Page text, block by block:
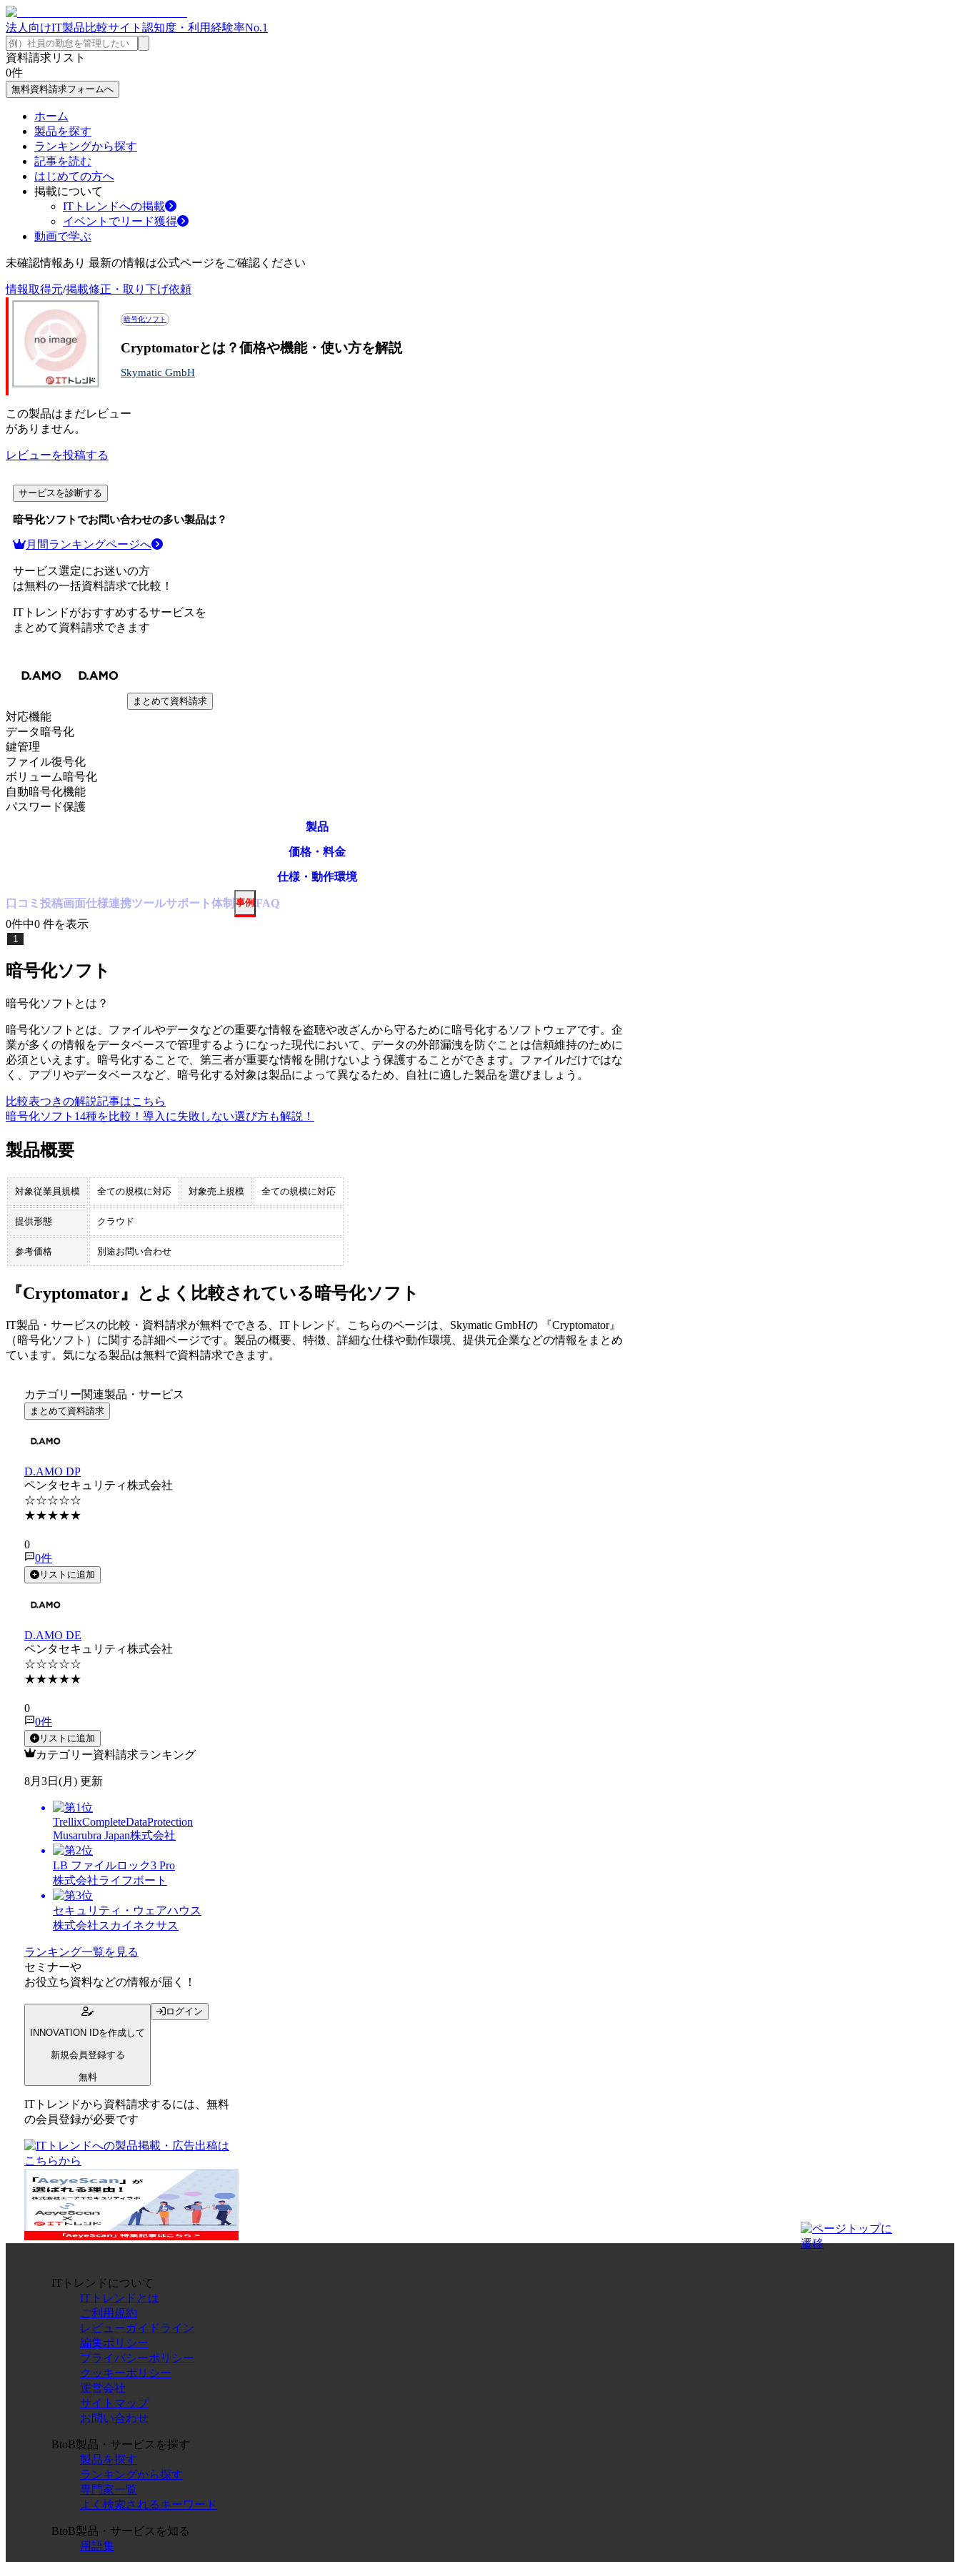
法人向けIT製品比較サイト 認知度・利用経験率No.1
資料請求リスト
0件
無料資料請求フォームへ
ホーム
製品を探す
ランキングから探す
記事を読む
はじめての方へ
掲載について
ITトレンドへの掲載
イベントでリード獲得
動画で学ぶ
未確認情報あり 最新の情報は公式ページをご確認ください
情報取得元/掲載修正・取り下げ依頼
暗号化ソフト
Cryptomatorとは？価格や機能・使い方を解説
Skymatic GmbH
この製品はまだレビュー
がありません。
レビューを投稿する
サービスを診断する
暗号化ソフトでお問い合わせの多い製品は？
月間ランキングページへ
サービス選定にお迷いの方
は無料の一括資料請求で比較！
ITトレンドがおすすめするサービスを
まとめて資料請求できます
まとめて資料請求
対応機能
データ暗号化
鍵管理
ファイル復号化
ボリューム暗号化
自動暗号化機能
パスワード保護
製品
価格・料金
仕様・動作環境
口コミ 投稿画面仕様連携ツールサポート体制 事例 FAQ
0件中0 件を表示
1
暗号化ソフト
暗号化ソフト とは？
暗号化ソフトとは、ファイルやデータなどの重要な情報を盗聴や改ざんから守るために暗号化するソフトウェアです。企
業が多くの情報をデータベースで管理するようになった現代において、データの外部漏洩を防ぐことは信頼維持のために
必須といえます。暗号化することで、第三者が重要な情報を開けないよう保護することができます。ファイルだけではな
く、アプリやデータベースなど、暗号化する対象は製品によって異なるため、自社に適した製品を選びましょう。
比較表つきの解説記事はこちら
暗号化ソフト14種を比較！導入に失敗しない選び方も解説！
製品概要
対象従業員規模 全ての規模に対応 対象売上規模 全ての規模に対応
提供形態 クラウド
参考価格 別途お問い合わせ
『Cryptomator』とよく比較されている暗号化ソフト
IT製品・サービスの比較・資料請求が無料でできる、ITトレンド。こちらのページは、 Skymatic GmbHの 『Cryptomator』
（暗号化ソフト ）に関する詳細ページです。製品の概要、特徴、詳細な仕様や動作環境、提供元企業などの情報をまとめ
ています。気になる製品は無料で資料請求できます。
カテゴリー関連製品・サービス
まとめて資料請求
D.AMO DP
ペンタセキュリティ株式会社
☆☆☆☆☆
★★★★★
0
0件
リストに追加
D.AMO DE
ペンタセキュリティ株式会社
☆☆☆☆☆
★★★★★
0
0件
リストに追加
カテゴリー資料請求ランキング
8月3日(月) 更新
TrellixCompleteDataProtection
Musarubra Japan株式会社
LB ファイルロック3 Pro
株式会社ライフボート
セキュリティ・ウェアハウス
株式会社スカイネクサス
ランキング一覧を見る
セミナーや
お役立ち資料などの情報が届く！
INNOVATION IDを作成して
新規会員登録する
無料
ログイン
ITトレンドから資料請求するには、無料
の会員登録が必要です
ITトレンドについて
ITトレンドとは
ご利用規約
レビューガイドライン
編集ポリシー
プライバシーポリシー
クッキーポリシー
運営会社
サイトマップ
お問い合わせ
BtoB製品・サービスを探す
製品を探す
ランキングから探す
専門家一覧
よく検索されるキーワード
BtoB製品・サービスを知る
用語集